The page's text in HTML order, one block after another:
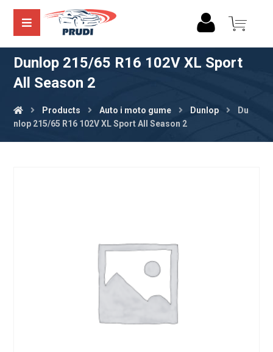
Dunlop 215/65 R16 102V XL Sport
All Season 2
Products Auto i moto gume Dunlop
Du
nlop 215/65 R16 102V XL Sport All Season 2